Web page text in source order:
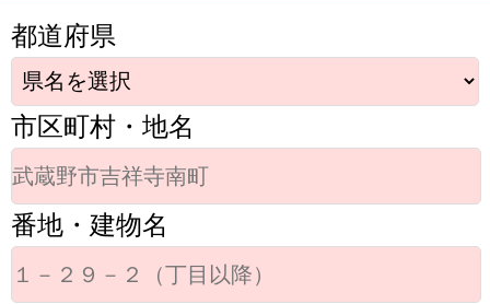
都道府県
市区町村・地名
番地・建物名